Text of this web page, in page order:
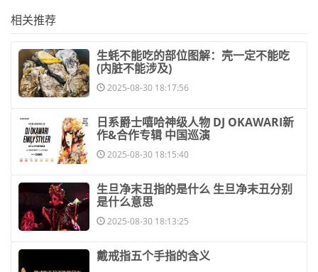
相关推荐
​生蚝不能吃的部位图解：壳一定不能吃
(内脏不能涉及)
2025-08-30 18:17:56
​日系爵士嘻哈神级人物 DJ OKAWARI新
作&合作专辑 中国巡演
2025-08-30 18:15:40
​生旦净末丑指的是什么 生旦净末丑分别
是什么意思
2025-08-30 18:13:25
​戴戒指五个手指的含义